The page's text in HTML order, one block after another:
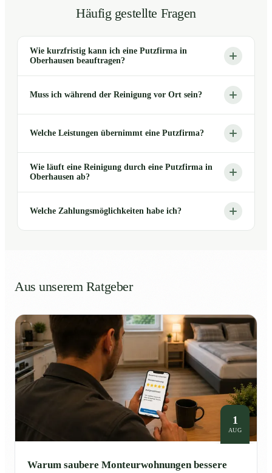
Häufig gestellte Fragen
Wie kurzfristig kann ich eine Putzfirma in
Oberhausen beauftragen?
Muss ich während der Reinigung vor Ort sein?
Welche Leistungen übernimmt eine Putzfirma?
Wie läuft eine Reinigung durch eine Putzfirma in
Oberhausen ab?
Welche Zahlungsmöglichkeiten habe ich?
Aus unserem Ratgeber
1
AUG
Warum saubere Monteurwohnungen bessere